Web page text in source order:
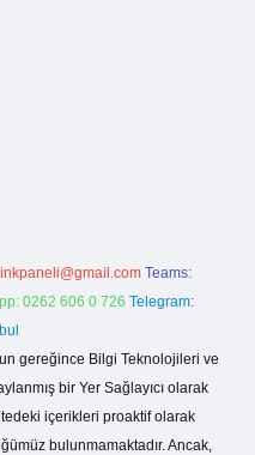
Teams:
0262 606 0 726 Telegram:
gereğince Bilgi Teknolojileri ve
bir Yer Sağlayıcı olarak
içerikleri proaktif olarak
bulunmamaktadır. Ancak,